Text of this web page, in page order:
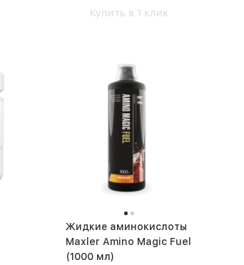
Купить в 1 клик
Жидкие аминокислоты
Maxler Amino Magic Fuel
(1000 мл)